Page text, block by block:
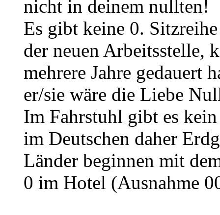
nicht in deinem nullten!
Es gibt keine 0.
der neuen Arbeitsstelle,
mehrere Jahre gedauert
er/sie wäre die Liebe
Im Fahrstuhl gibt es
im Deutschen daher
Länder beginnen mit
0 im Hotel (Ausnahme